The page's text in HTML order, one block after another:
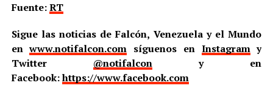
Fuente:RT
Sigue las noticias de Falcón, Venezuela y el Mundo
enwww.notifalcon.com síguenos en Instagramy
Twitter @notifalcony en
Facebook:https://www.facebook.com